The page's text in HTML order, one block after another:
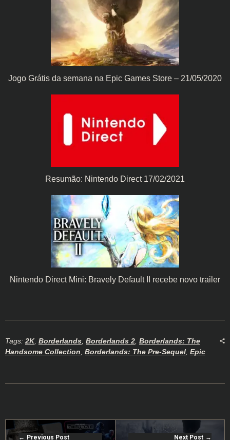
Jogo Grátis da semana na Epic Games Store – 21/05/2020
Resumão: Nintendo Direct 17/02/2021
Nintendo Direct Mini: Bravely Default II recebe novo trailer
Tags:2K, Borderlands, Borderlands 2, Borderlands: The
Handsome Collection, Borderlands: The Pre-Sequel, Epic
Previous Post Next Post